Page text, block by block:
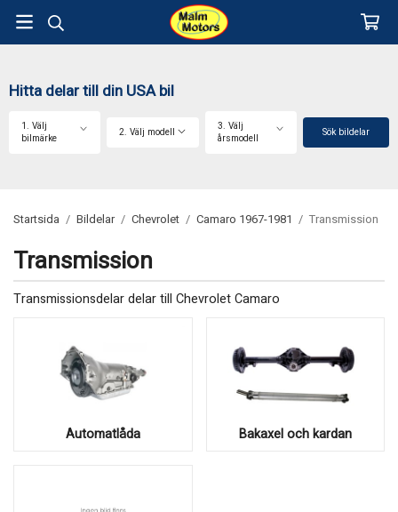
Hitta delar till din USA bil
1. Välj
bilmärke
2. Välj modell
3. Välj
årsmodell
Sök bildelar
Startsida / Bildelar / Chevrolet / Camaro 1967-1981 / Transmission
Transmission
Transmissionsdelar delar till Chevrolet Camaro
Automatlåda Bakaxel och kardan